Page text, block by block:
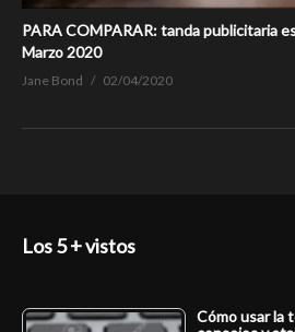
PARA COMPARAR: tanda publicitaria
Marzo 2020
Jane Bond 02/04/2020
Los 5 + vistos
Cómo usar la